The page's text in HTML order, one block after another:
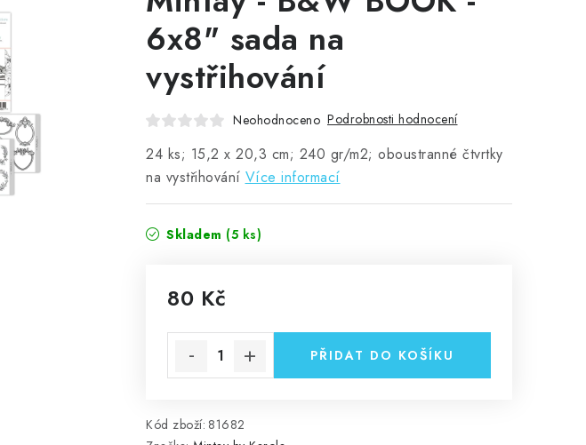
6x8" sada na
vystřihování
Neohodnoceno Podrobnosti hodnocení
24 ks; 15,2 x 20,3 cm; 240 gr/m2; oboustranné čtvrtky
na vystřihování Více informací
Skladem (5 ks)
80 Kč
PŘIDAT DO KOŠÍKU
Kód zboží: 81682